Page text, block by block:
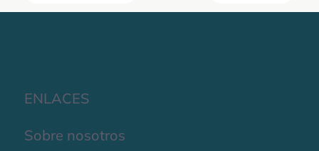
ENLACES
Sobre nosotros